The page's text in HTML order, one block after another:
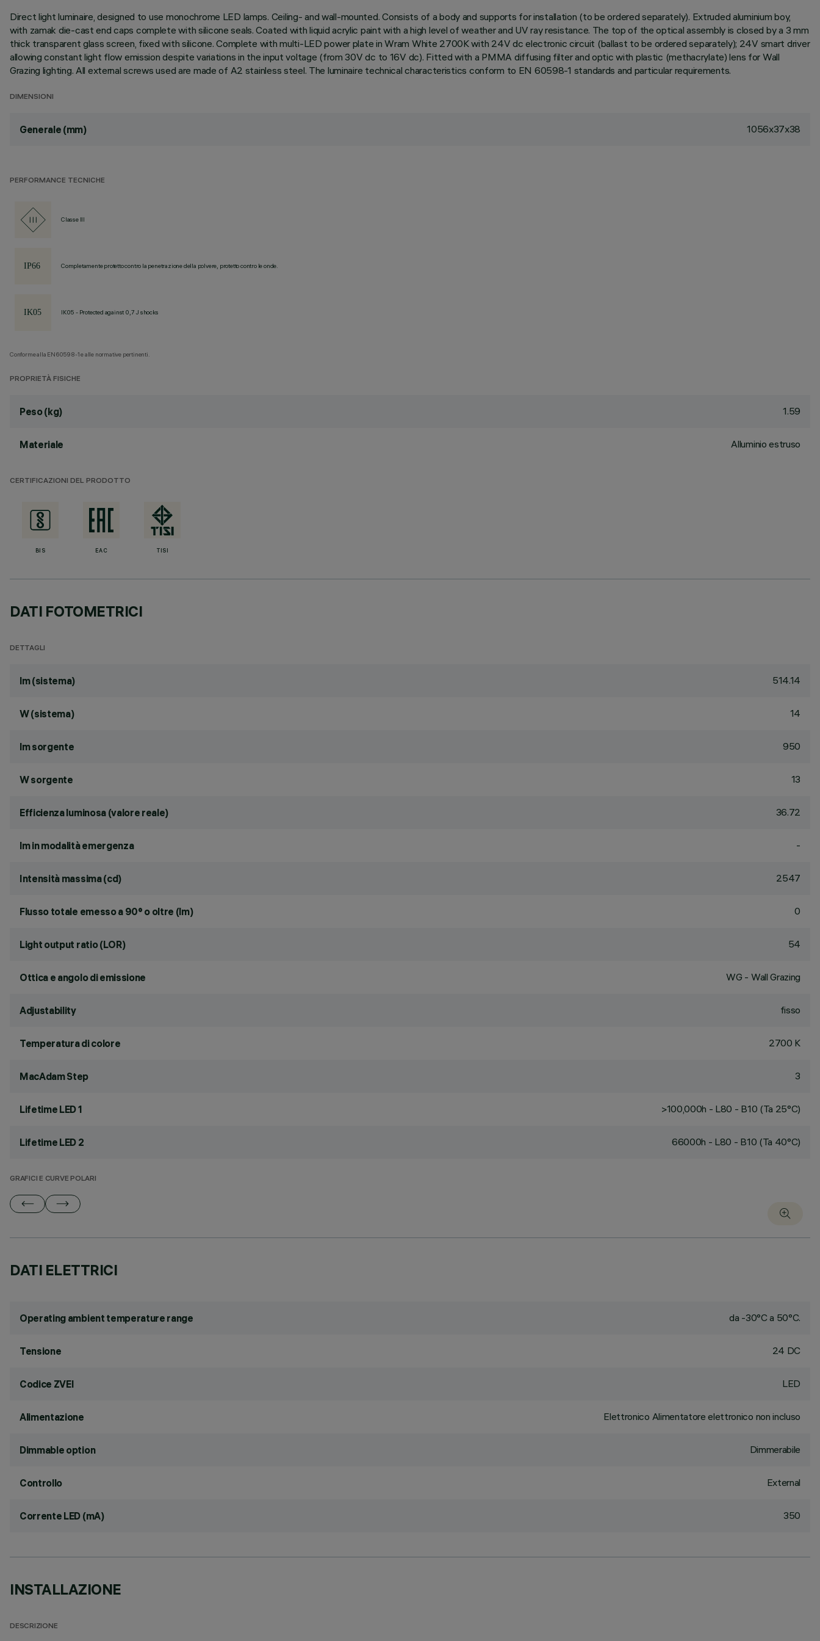
Direct light luminaire, designed to use monochrome LED lamps. Ceiling- and wall-mounted. Consists of a body and supports for installation (to be ordered separately). Extruded aluminium boy,
with zamak die-cast end caps complete with silicone seals. Coated with liquid acrylic paint with a high level of weather and UV ray resistance. The top of the optical assembly is closed by a 3 mm
thick transparent glass screen, fixed with silicone. Complete with multi-LED power plate in Wram White 2700K with 24V dc electronic circuit (ballast to be ordered separately); 24V smart driver
allowing constant light flow emission despite variations in the input voltage (from 30V dc to 16V dc). Fitted with a PMMA diffusing filter and optic with plastic (methacrylate) lens for Wall
Grazing lighting. All external screws used are made of A2 stainless steel. The luminaire technical characteristics conform to EN 60598-1 standards and particular requirements.
DIMENSIONI
Generale (mm) 1056x37x38
PERFORMANCE TECNICHE
Classe III
Completamente protetto contro la penetrazione della polvere, protetto contro le onde.
IK05 - Protected against 0,7 J shocks
Conforme alla EN60598-1 e alle normative pertinenti.
PROPRIETÀ FISICHE
Peso (kg) 1.59
Materiale Alluminio estruso
CERTIFICAZIONI DEL PRODOTTO
BIS EAC TISI
DATI FOTOMETRICI
DETTAGLI
lm (sistema) 514.14
W (sistema) 14
lm sorgente 950
W sorgente 13
Efficienza luminosa (valore reale) 36.72
lm in modalità emergenza -
Intensità massima (cd) 2547
Flusso totale emesso a 90° o oltre (lm) 0
Light output ratio (LOR) 54
Ottica e angolo di emissione WG - Wall Grazing
Adjustability fisso
Temperatura di colore 2700 K
MacAdam Step 3
Lifetime LED 1 >100,000h - L80 - B10 (Ta 25°C)
Lifetime LED 2 66000h - L80 - B10 (Ta 40°C)
GRAFICI E CURVE POLARI
DATI ELETTRICI
Operating ambient temperature range da -30°C a 50°C.
Tensione 24 DC
Codice ZVEI LED
Alimentazione Elettronico Alimentatore elettronico non incluso
Dimmable option Dimmerabile
Controllo External
Corrente LED (mA) 350
INSTALLAZIONE
DESCRIZIONE